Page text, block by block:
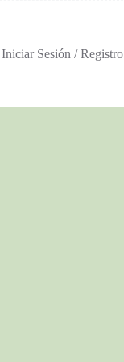
Iniciar Sesión / Registro